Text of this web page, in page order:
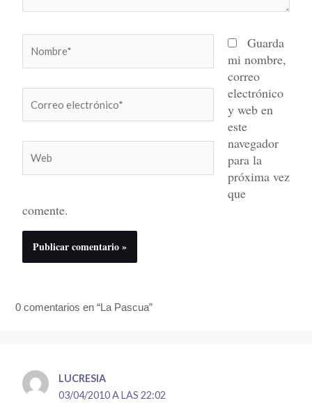
electrónico*
Guarda
mi nombre,
correo
electrónico
y web en
este
navegador
para la
próxima vez
que
comente.
0 comentarios en “La Pascua”
LUCRESIA
03/04/2010 A LAS 22:02